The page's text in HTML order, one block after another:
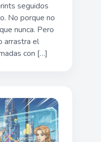
seguidos
No porque no
nunca. Pero
arrastra el
con […]